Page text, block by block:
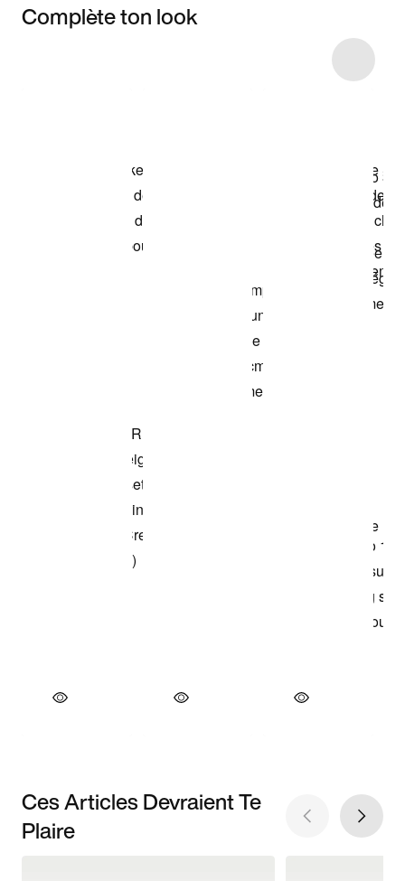
Complète ton look
Ces Articles Devraient Te
Plaire